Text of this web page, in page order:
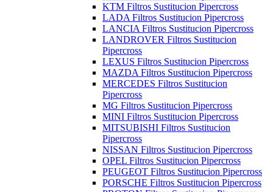
KTM Filtros Sustitucion Pipercross
LADA Filtros Sustitucion Pipercross
LANCIA Filtros Sustitucion Pipercross
LANDROVER Filtros Sustitucion
Pipercross
LEXUS Filtros Sustitucion Pipercross
MAZDA Filtros Sustitucion Pipercross
MERCEDES Filtros Sustitucion
Pipercross
MG Filtros Sustitucion Pipercross
MINI Filtros Sustitucion Pipercross
MITSUBISHI Filtros Sustitucion
Pipercross
NISSAN Filtros Sustitucion Pipercross
OPEL Filtros Sustitucion Pipercross
PEUGEOT Filtros Sustitucion Pipercross
PORSCHE Filtros Sustitucion Pipercross